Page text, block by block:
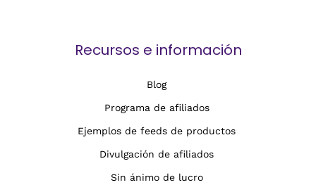
Recursos e información
Blog
Programa de afiliados
Ejemplos de feeds de productos
Divulgación de afiliados
Sin ánimo de lucro